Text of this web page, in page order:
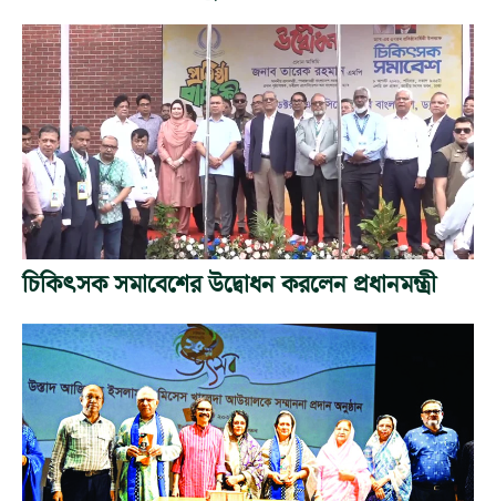
চিকিৎসক সমাবেশের উদ্বোধন করলেন প্রধানমন্ত্রী